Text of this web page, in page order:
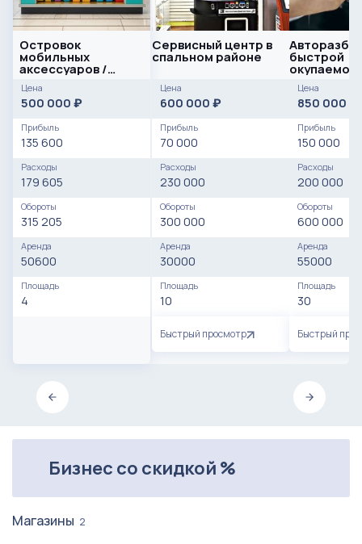
Островок
мобильных
аксессуаров /
проходимая
локация
Цена
500 000 ₽
Прибыль
135 600
Расходы
179 605
Обороты
315 205
Аренда
50600
Площадь
4
Сервисный центр в
спальном районе
Цена
600 000 ₽
Прибыль
70 000
Расходы
230 000
Обороты
300 000
Аренда
30000
Площадь
10
Быстрый просмотр
быстрой
Цена
850 000
Прибыль
150 000
Расходы
200 000
Обороты
600 000
Аренда
55000
Площадь
30
Быстрый
Бизнес со скидкой %
Магазины 2